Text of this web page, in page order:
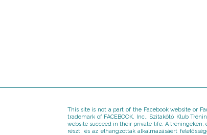
This site is not a part of the Facebook website or
trademark of FACEBOOK, Inc., Szitakötő Klub
website succeed in their private life. A
részt, és az elhangzottak alkalmazásáért